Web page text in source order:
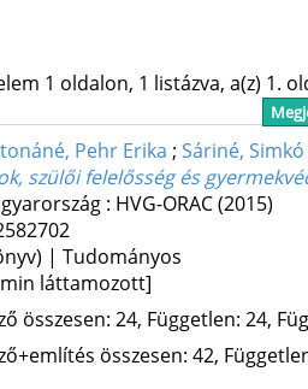
1 oldalon, 1 listázva, a(z) 1.
Pehr Erika ; Sáriné,
szülői felelősség és
: HVG-ORAC(2015)
| Tudományos
láttamozott]
összesen: 24, Független: 24,
összesen: 42,